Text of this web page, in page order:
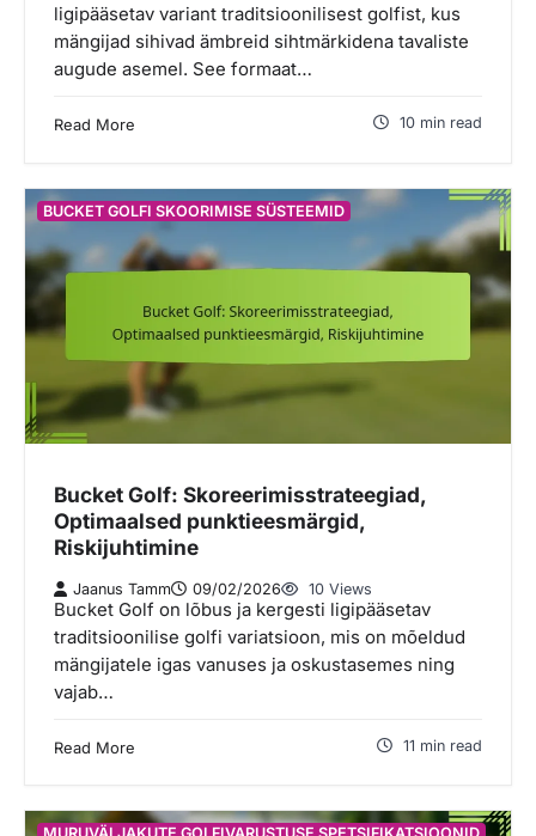
ligipääsetav variant traditsioonilisest golfist, kus
mängijad sihivad ämbreid sihtmärkidena tavaliste
augude asemel. See formaat…
Read More 10 min read
BUCKET GOLFI SKOORIMISE SÜSTEEMID
Bucket Golf: Skoreerimisstrateegiad,
Optimaalsed punktieesmärgid,
Riskijuhtimine
Jaanus Tamm 09/02/2026 10 Views
Bucket Golf on lõbus ja kergesti ligipääsetav
traditsioonilise golfi variatsioon, mis on mõeldud
mängijatele igas vanuses ja oskustasemes ning
vajab…
Read More 11 min read